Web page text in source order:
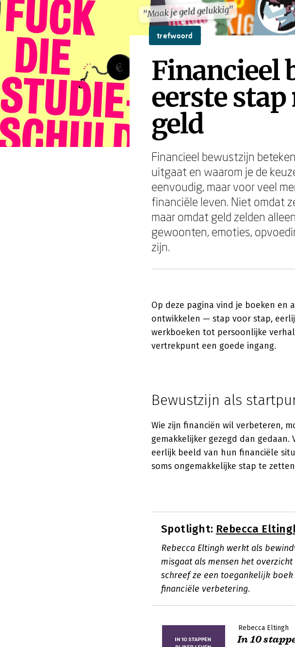
"Maak je geld gelukkig"
"Maak je geld gelukkig"
trefwoord
Financieel
eerste
geld
Financieel bewustzijn
uitgaat en waarom je de
eenvoudig, maar voor veel
financiële leven. Niet omdat
maar omdat geld zelden
gewoonten, emoties,
zijn.
Op deze pagina vind je boeken
ontwikkelen — stap voor stap,
werkboeken tot persoonlijke
vertrekpunt een goede ingang.
Bewustzijn als
Wie zijn financiën wil verbeteren,
gemakkelijker gezegd dan
eerlijk beeld van hun financiële
soms ongemakkelijke stap te
Spotlight: Rebecca
Rebecca Eltingh werkt als
misgaat als mensen het
schreef ze een toegankelijk
financiële verbetering.
Rebecca Eltingh
In 10